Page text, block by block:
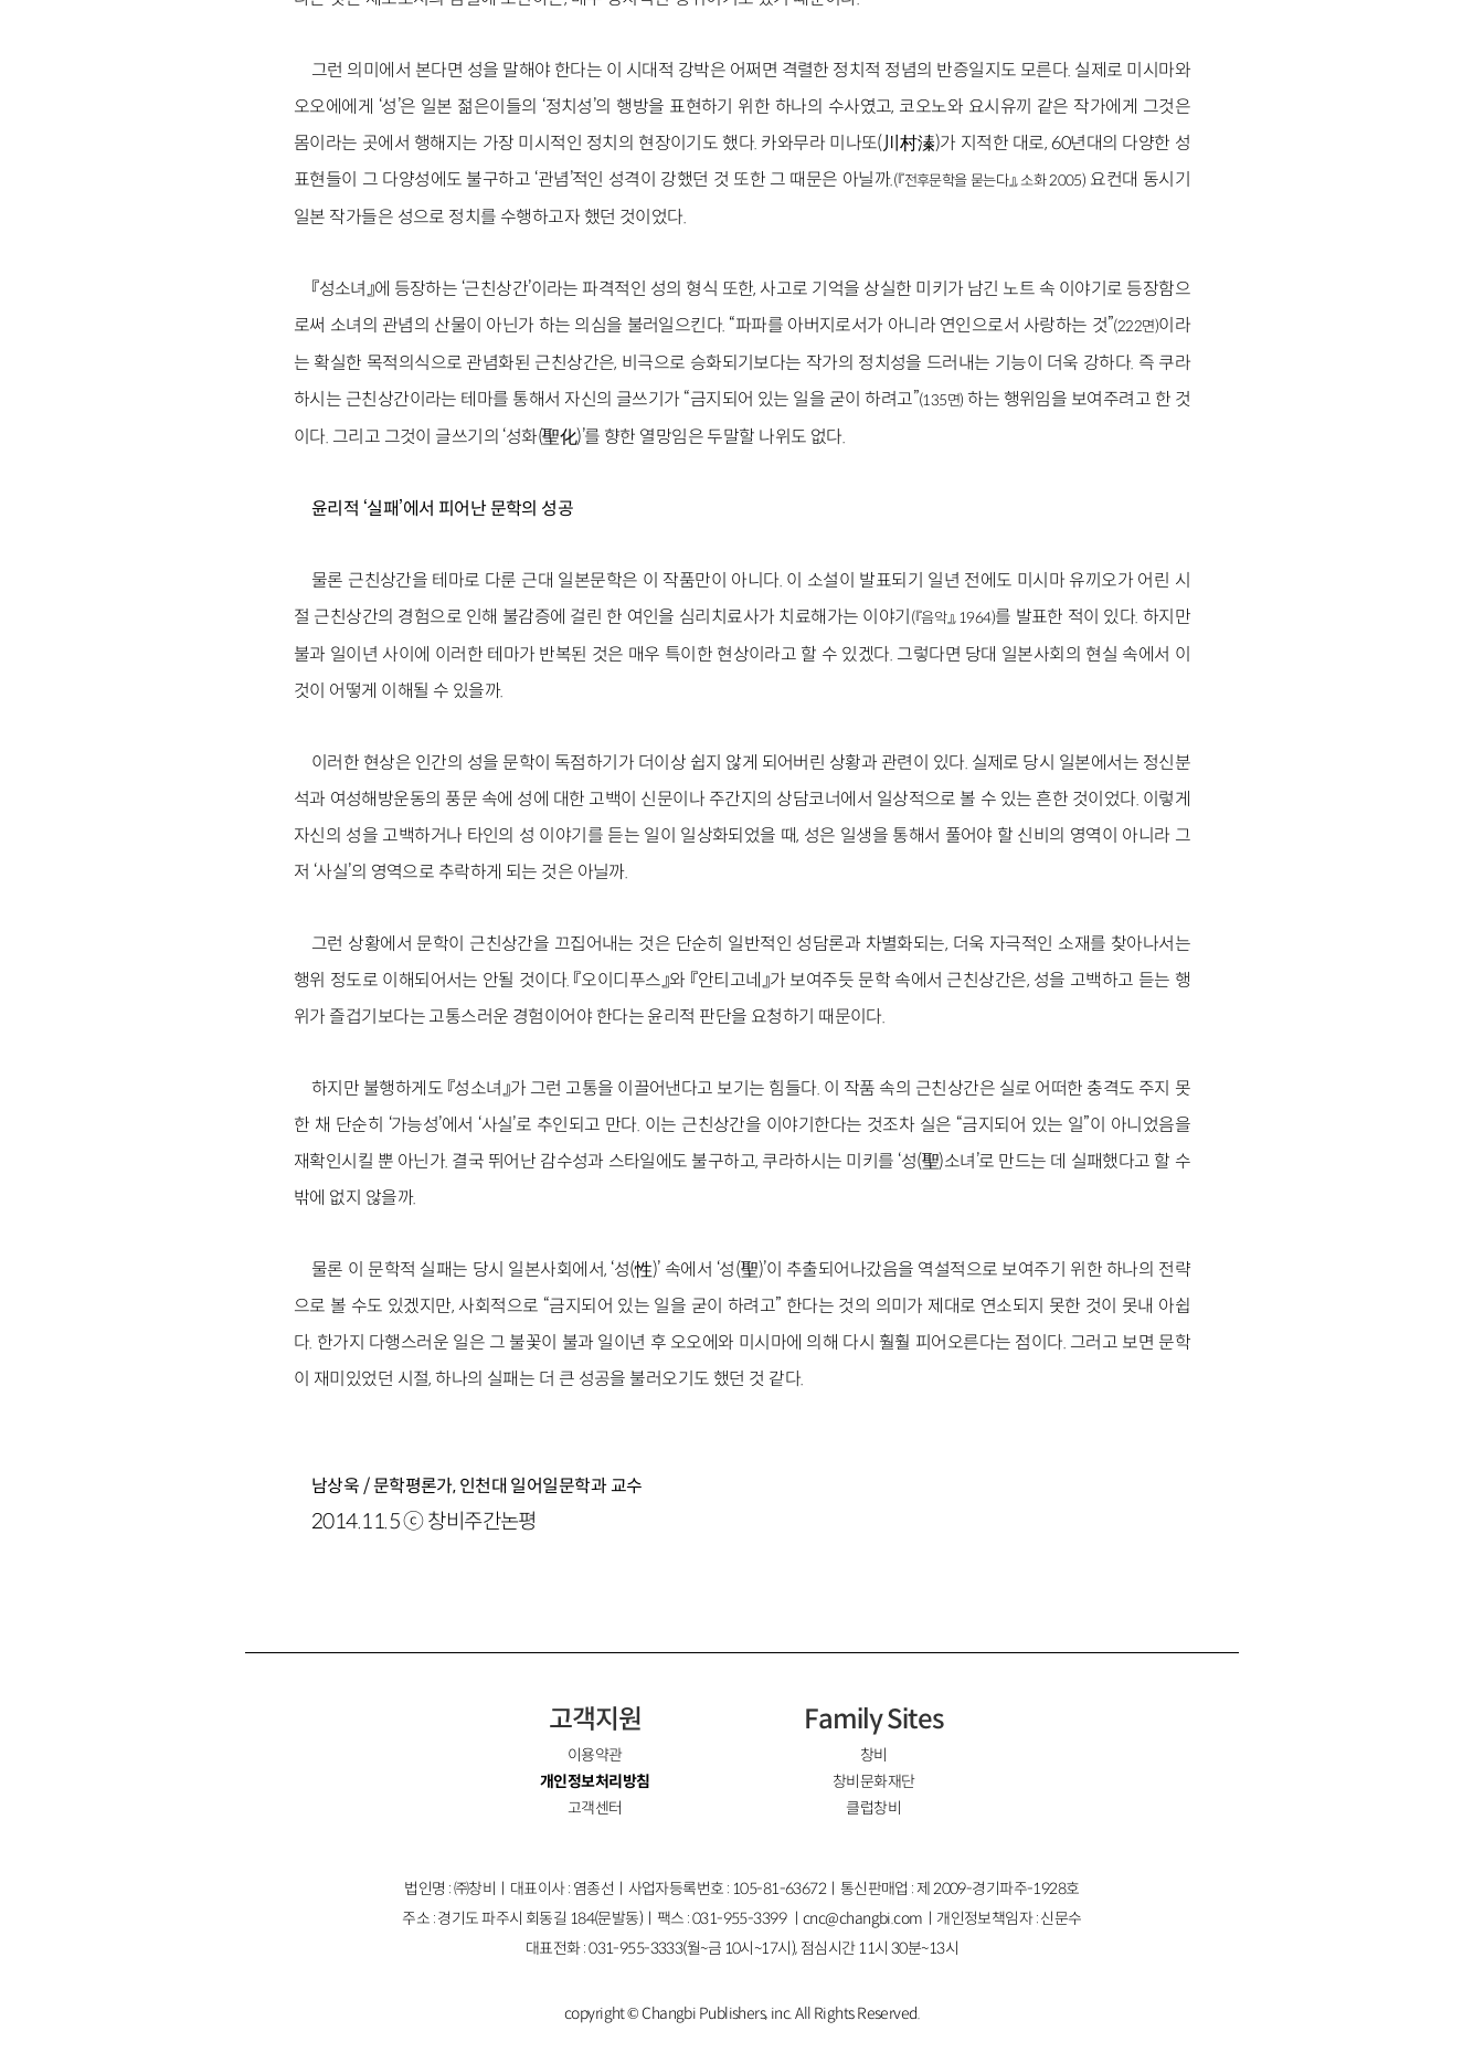
그런 의미에서 본다면 성을 말해야 한다는 이 시대적 강박은 어쩌면 격렬한 정치적 정념의 반증일지도 모른다. 실제로 미시마와
오오에에게 ‘성’은 일본 젊은이들의 ‘정치성’의 행방을 표현하기 위한 하나의 수사였고, 코오노와 요시유끼 같은 작가에게 그것은
몸이라는 곳에서 행해지는 가장 미시적인 정치의 현장이기도 했다. 카와무라 미나또(川村溱)가 지적한 대로, 60년대의 다양한 성
표현들이 그 다양성에도 불구하고 ‘관념’적인 성격이 강했던 것 또한 그 때문은 아닐까.(『전후문학을 묻는다』, 소화 2005) 요컨대 동시기
일본 작가들은 성으로 정치를 수행하고자 했던 것이었다.
『성소녀』에 등장하는 ‘근친상간’이라는 파격적인 성의 형식 또한, 사고로 기억을 상실한 미키가 남긴 노트 속 이야기로 등장함으
로써 소녀의 관념의 산물이 아닌가 하는 의심을 불러일으킨다. “파파를 아버지로서가 아니라 연인으로서 사랑하는 것”(222면)이라
는 확실한 목적의식으로 관념화된 근친상간은, 비극으로 승화되기보다는 작가의 정치성을 드러내는 기능이 더욱 강하다. 즉 쿠라
하시는 근친상간이라는 테마를 통해서 자신의 글쓰기가 “금지되어 있는 일을 굳이 하려고”(135면) 하는 행위임을 보여주려고 한 것
이다. 그리고 그것이 글쓰기의 ‘성화(聖化)’를 향한 열망임은 두말할 나위도 없다.
윤리적 ‘실패’에서 피어난 문학의 성공
물론 근친상간을 테마로 다룬 근대 일본문학은 이 작품만이 아니다. 이 소설이 발표되기 일년 전에도 미시마 유끼오가 어린 시
절 근친상간의 경험으로 인해 불감증에 걸린 한 여인을 심리치료사가 치료해가는 이야기 (『음악』, 1964)를 발표한 적이 있다. 하지만
불과 일이년 사이에 이러한 테마가 반복된 것은 매우 특이한 현상이라고 할 수 있겠다. 그렇다면 당대 일본사회의 현실 속에서 이
것이 어떻게 이해될 수 있을까.
이러한 현상은 인간의 성을 문학이 독점하기가 더이상 쉽지 않게 되어버린 상황과 관련이 있다. 실제로 당시 일본에서는 정신분
석과 여성해방운동의 풍문 속에 성에 대한 고백이 신문이나 주간지의 상담코너에서 일상적으로 볼 수 있는 흔한 것이었다. 이렇게
자신의 성을 고백하거나 타인의 성 이야기를 듣는 일이 일상화되었을 때, 성은 일생을 통해서 풀어야 할 신비의 영역이 아니라 그
저 ‘사실’의 영역으로 추락하게 되는 것은 아닐까.
그런 상황에서 문학이 근친상간을 끄집어내는 것은 단순히 일반적인 성담론과 차별화되는, 더욱 자극적인 소재를 찾아나서는
행위 정도로 이해되어서는 안될 것이다. 『오이디푸스』와 『안티고네』가 보여주듯 문학 속에서 근친상간은, 성을 고백하고 듣는 행
위가 즐겁기보다는 고통스러운 경험이어야 한다는 윤리적 판단을 요청하기 때문이다.
하지만 불행하게도 『성소녀』가 그런 고통을 이끌어낸다고 보기는 힘들다. 이 작품 속의 근친상간은 실로 어떠한 충격도 주지 못
한 채 단순히 ‘가능성’에서 ‘사실’로 추인되고 만다. 이는 근친상간을 이야기한다는 것조차 실은 “금지되어 있는 일”이 아니었음을
재확인시킬 뿐 아닌가. 결국 뛰어난 감수성과 스타일에도 불구하고, 쿠라하시는 미키를 ‘성(聖)소녀’로 만드는 데 실패했다고 할 수
밖에 없지 않을까.
물론 이 문학적 실패는 당시 일본사회에서, ‘성(性)’ 속에서 ‘성(聖)’이 추출되어나갔음을 역설적으로 보여주기 위한 하나의 전략
으로 볼 수도 있겠지만, 사회적으로 “금지되어 있는 일을 굳이 하려고” 한다는 것의 의미가 제대로 연소되지 못한 것이 못내 아쉽
다. 한가지 다행스러운 일은 그 불꽃이 불과 일이년 후 오오에와 미시마에 의해 다시 훨훨 피어오른다는 점이다. 그러고 보면 문학
이 재미있었던 시절, 하나의 실패는 더 큰 성공을 불러오기도 했던 것 같다.
남상욱 / 문학평론가, 인천대 일어일문학과 교수
2014.11.5 ⓒ 창비주간논평
고객지원
이용약관
개인정보처리방침
고객센터
Family Sites
창비
창비문화재단
클럽창비
법인명 : ㈜창비ㅣ대표이사 : 염종선ㅣ사업자등록번호 : 105-81-63672ㅣ통신판매업 : 제 2009-경기파주-1928호
주소 : 경기도 파주시 회동길 184(문발동)ㅣ팩스 : 031-955-3399 ㅣcnc@changbi.com ㅣ개인정보책임자 : 신문수
대표전화 : 031-955-3333(월~금 10시~17시), 점심시간 11시 30분~13시
copyright © Changbi Publishers, inc. All Rights Reserved.